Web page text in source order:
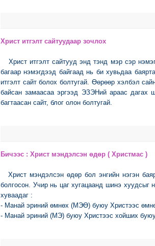
Христ итгэлт сайтуудаар зочлох
Христ итгэлт сайтууд энд тэнд мэр сэр
багаар нэмэгдээд байгаад нь би хувьдаа
итгэлт сайт болох болтугай. Өөрөөр хэлбэл
байсан замаасаа эргээд ЭЗЭНий араас дагах
багтаасан сайт, блог олон болтугай.
Бичээс : Христ мэндэлсэн өдөр ( Христмас )
Христ мэндэлсэн өдөр бол энгийн нэгэн
болгосон. Учир нь цаг хугацаанд шинэ хуудсыг
хуваадаг :
- Mанай эриний өмнөх (МЭӨ) буюу Христээс
- Mанай эриний (МЭ) буюу Христээс хойших